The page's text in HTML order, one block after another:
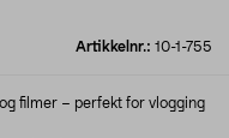
Artikkelnr.: 10-1-755
filmer – perfekt for vlogging